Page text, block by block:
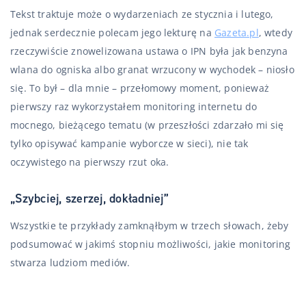
Tekst traktuje może o wydarzeniach ze stycznia i lutego,
jednak serdecznie polecam jego lekturę na Gazeta.pl, wtedy
rzeczywiście znowelizowana ustawa o IPN była jak benzyna
wlana do ogniska albo granat wrzucony w wychodek – niosło
się. To był – dla mnie – przełomowy moment, ponieważ
pierwszy raz wykorzystałem monitoring internetu do
mocnego, bieżącego tematu (w przeszłości zdarzało mi się
tylko opisywać kampanie wyborcze w sieci), nie tak
oczywistego na pierwszy rzut oka.
„Szybciej, szerzej, dokładniej”
Wszystkie te przykłady zamknąłbym w trzech słowach, żeby
podsumować w jakimś stopniu możliwości, jakie monitoring
stwarza ludziom mediów.